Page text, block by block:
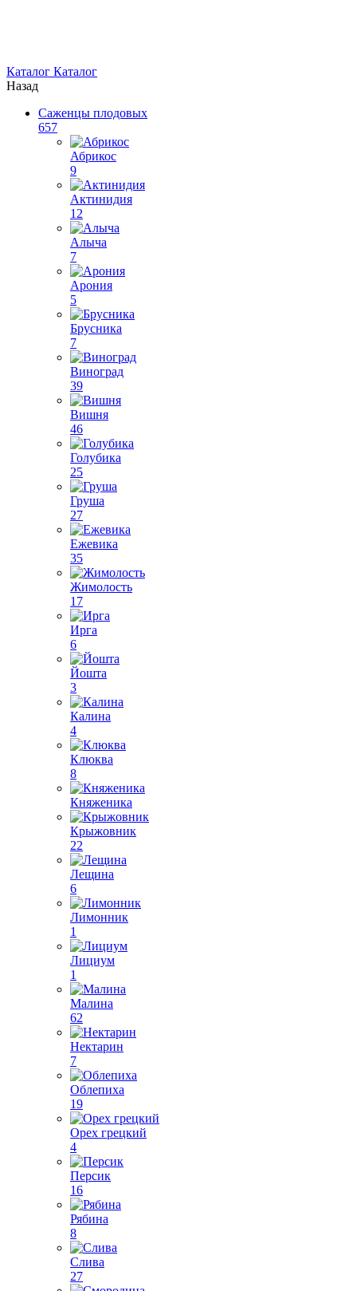
Каталог Каталог
Назад
Саженцы плодовых
657
Абрикос
9
Актинидия
12
Алыча
7
Арония
5
Брусника
7
Виноград
39
Вишня
46
Голубика
25
Груша
27
Ежевика
35
Жимолость
17
Ирга
6
Йошта
3
Калина
4
Клюква
8
Княженика
Крыжовник
22
Лещина
6
Лимонник
1
Лициум
1
Малина
62
Нектарин
7
Облепиха
19
Орех грецкий
4
Персик
16
Рябина
8
Слива
27